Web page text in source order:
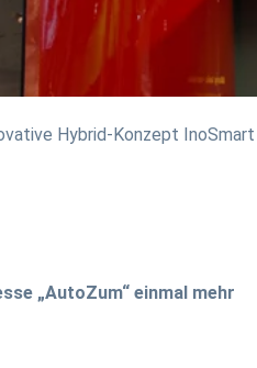
Hybrid-Konzept InoSmart
„AutoZum“ einmal mehr